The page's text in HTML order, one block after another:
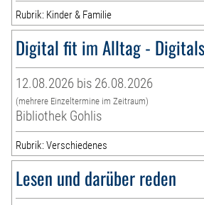
Rubrik: Kinder & Familie
Digital fit im Alltag -
12.08.2026 bis 26.08.2026
(mehrere Einzeltermine im Zeitraum)
Bibliothek Gohlis
Rubrik: Verschiedenes
Lesen und darüber reden